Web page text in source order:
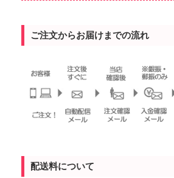
ご注文からお届けまでの流れ
配送料について